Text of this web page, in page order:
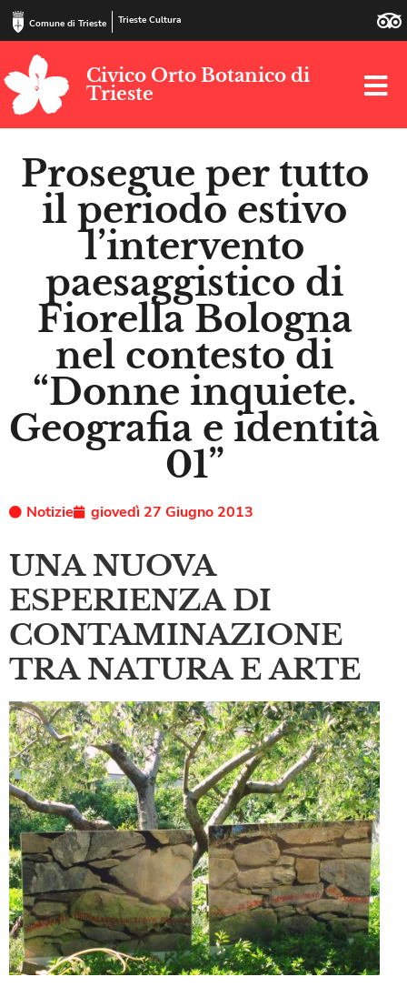
Comune di Trieste Trieste Cultura
Civico Orto Botanico di
Trieste
Prosegue per tutto
il periodo estivo
l’intervento
paesaggistico di
Fiorella Bologna
nel contesto di
“Donne inquiete.
Geografia e identità
01”
Notizie giovedì 27 Giugno 2013
UNA NUOVA
ESPERIENZA DI
CONTAMINAZIONE
TRA NATURA E ARTE